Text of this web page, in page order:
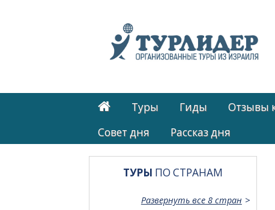
Туры Гиды Отзывы
Cовет дня
Рассказ дня
ТУРЫ ПО СТРАНАМ
Развернуть все 8 стран